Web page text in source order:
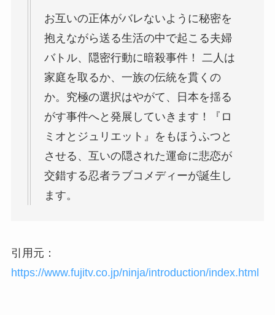
お互いの正体がバレないように秘密を
抱えながら送る生活の中で起こる夫婦
バトル、隠密行動に暗殺事件！ 二人は
家庭を取るか、一族の伝統を貫くの
か。究極の選択はやがて、日本を揺る
がす事件へと発展していきます！『ロ
ミオとジュリエット』をもほうふつと
させる、互いの隠された運命に悲恋が
交錯する忍者ラブコメディーが誕生し
ます。
引用元：
https://www.fujitv.co.jp/ninja/introduction/index.html